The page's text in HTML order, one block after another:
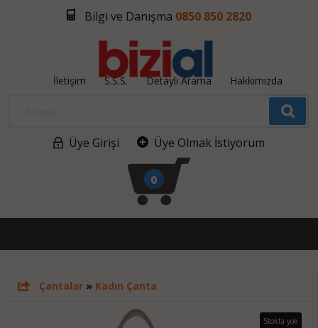
Bilgi ve Danışma 0850 850 2820
İletişim S.S.S. Detaylı Arama Hakkımızda
Üye Girişi Üye Olmak İstiyorum
0
Çantalar» Kadın Çanta
Stokta yok